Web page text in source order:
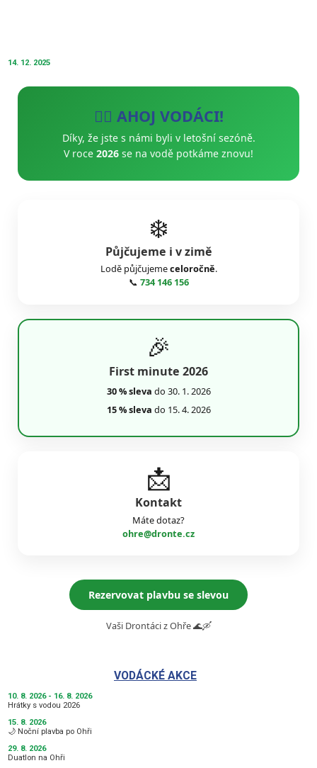
14. 12. 2025
🚣‍♂️ AHOJ VODÁCI!
Díky, že jste s námi byli v letošní sezóně.
V roce 2026 se na vodě potkáme znovu!
❄️
Půjčujeme i v zimě
Lodě půjčujemeceloročně.
📞 734 146 156
🎉
First minute 2026
30 % sleva do 30. 1. 2026
15 % sleva do 15. 4. 2026
📩
Kontakt
Máte dotaz?
ohre@dronte.cz
Rezervovat plavbu se slevou
Vaši Drontáci z Ohře 🌊🛶
VODÁCKÉ AKCE
10. 8. 2026 - 16. 8. 2026
Hrátky s vodou 2026
15. 8. 2026
🌙 Noční plavba po Ohři
29. 8. 2026
Duatlon na Ohři